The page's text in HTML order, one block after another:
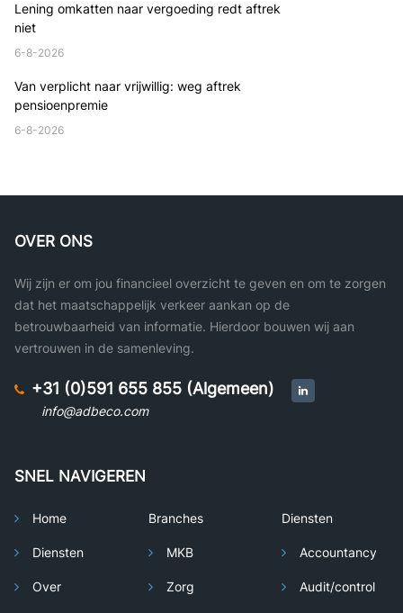
Lening omkatten naar vergoeding redt aftrek
niet
6-8-2026
Van verplicht naar vrijwillig: weg aftrek
pensioenpremie
6-8-2026
OVER ONS
Wij zijn er om jou financieel overzicht te geven en om te zorgen
dat het maatschappelijk verkeer aankan op de
betrouwbaarheid van informatie. Hierdoor bouwen wij aan
vertrouwen in de samenleving.
+31 (0)591 655 855 (Algemeen)
info@adbeco.com
SNEL NAVIGEREN
Home
Diensten
Over
Branches
MKB
Zorg
Diensten
Accountancy
Audit/control